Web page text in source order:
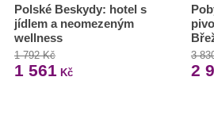
Polské Beskydy: hotel s
jídlem a neomezeným
wellness
1 792 Kč
1 561 Kč
3
2